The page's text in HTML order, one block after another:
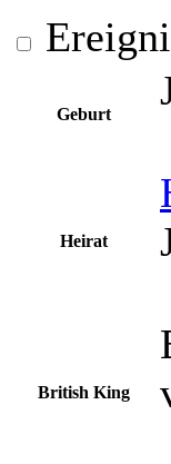
Geburt
Heirat
British King